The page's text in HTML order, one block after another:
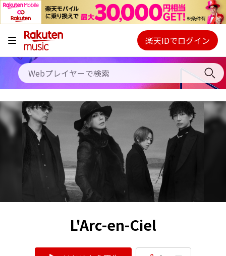
キャンペーン
料金プラン
使い方
初回30日間無料お試し
Webプレイヤー
ご契約内容の確認・変更
楽天IDでログイン
L'Arc-en-Ciel